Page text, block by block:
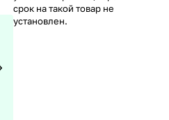
срок на такой товар не
установлен.